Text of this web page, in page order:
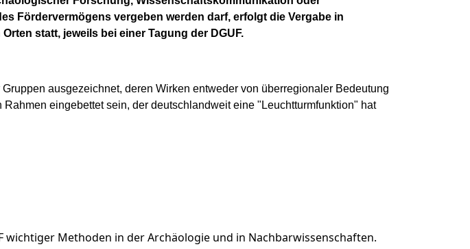
Fördervermögens vergeben werden darf, erfolgt die Vergabe in
statt, jeweils bei einer Tagung der DGUF.
ausgezeichnet, deren Wirken entweder von überregionaler Bedeutung
eingebettet sein, der deutschlandweit eine "Leuchtturmfunktion" hat
Methoden in der Archäologie und in Nachbarwissenschaften.